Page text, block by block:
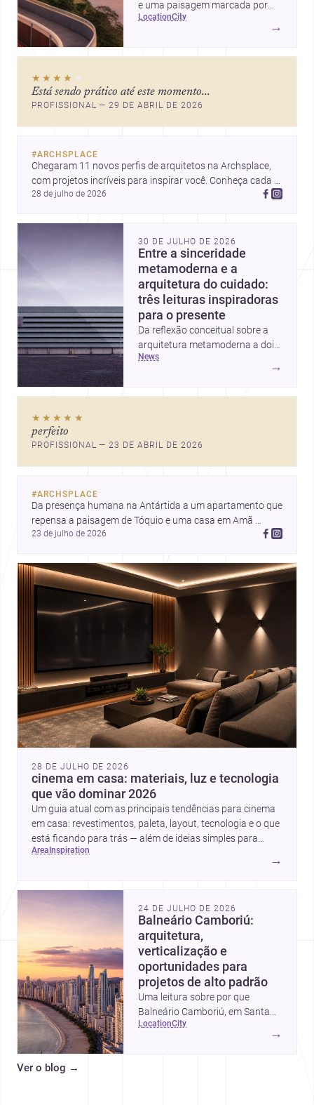
e uma paisagem marcada por
ícones como o Museu de Arte
mercado interessante para quem
quer construir, reformar ou
location city
→
★★★★ ★
Está sendo prático até este momento...
PROFISSIONAL — 29 DE ABRIL DE 2026
#ARCHSPLACE
Chegaram 11 novos perfis de arquitetos na Archsplace,
com projetos incríveis para inspirar você. Conheça cada
perfil e descubra novas ideias para seus próximos
28 de julho de 2026
30 DE JULHO DE 2026
Entre a sinceridade
metamoderna e a
arquitetura do cuidado:
três leituras inspiradoras
para o presente
Da reflexão conceitual sobre a
arquitetura metamoderna a dois
projetos que colocam escala
humana, bem-estar e experiência
pensar forma, uso e emoção
news
→
★★★★★
perfeito
PROFISSIONAL — 23 DE ABRIL DE 2026
#ARCHSPLACE
Da presença humana na Antártida a um apartamento que
repensa a paisagem de Tóquio e uma casa em Amã
integrada ao terreno. Descubra mais inspirações, projetos
23 de julho de 2026
28 DE JULHO DE 2026
cinema em casa: materiais, luz e tecnologia
que vão dominar 2026
Um guia atual com as principais tendências para cinema
em casa: revestimentos, paleta, layout, tecnologia e o que
está ficando para trás — além de ideias simples para
atualizar sem reforma completa.
area inspiration
→
24 DE JULHO DE 2026
Balneário Camboriú:
arquitetura,
verticalização e
oportunidades para
projetos de alto padrão
Uma leitura sobre por que
Balneário Camboriú, em Santa
Catarina, virou referência em
location city
→
Ver o blog →